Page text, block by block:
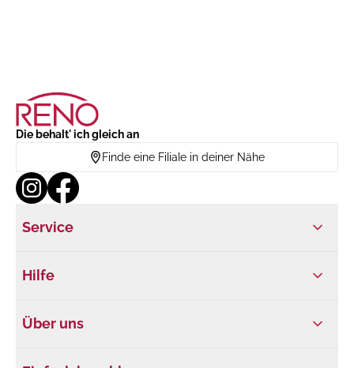
Die behalt' ich gleich an
Finde eine Filiale in deiner Nähe
Service
Hilfe
Über uns